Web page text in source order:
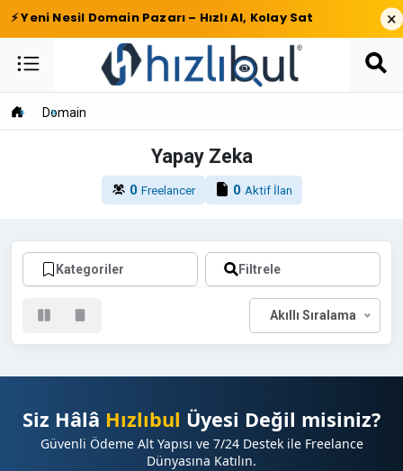
⚡ Yeni Nesil Domain Pazarı – Hızlı Al, Kolay Sat ×
Domain
Yapay Zeka
0 Freelancer 0 Aktif İlan
Kategoriler Filtrele
Akıllı Sıralama
Siz Hâlâ Hızlıbul Üyesi Değil misiniz?
Güvenli Ödeme Alt Yapısı ve 7/24 Destek ile Freelance
Dünyasına Katılın.